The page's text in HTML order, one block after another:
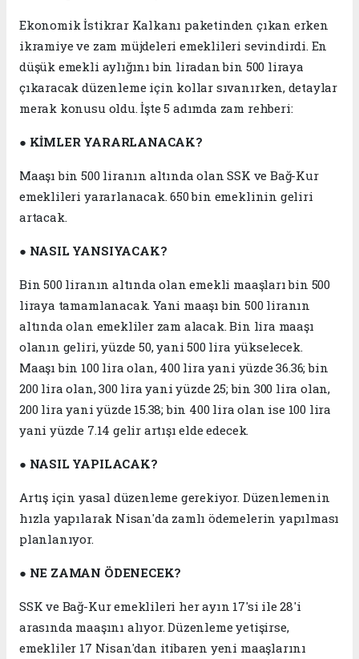
Ekonomik İstikrar Kalkanı paketinden çıkan erken
ikramiye ve zam müjdeleri emeklileri sevindirdi. En
düşük emekli aylığını bin liradan bin 500 liraya
çıkaracak düzenleme için kollar sıvanırken, detaylar
merak konusu oldu. İşte 5 adımda zam rehberi:
● KİMLER YARARLANACAK?
Maaşı bin 500 liranın altında olan SSK ve Bağ-Kur
emeklileri yararlanacak. 650 bin emeklinin geliri
artacak.
● NASIL YANSIYACAK?
Bin 500 liranın altında olan emekli maaşları bin 500
liraya tamamlanacak. Yani maaşı bin 500 liranın
altında olan emekliler zam alacak. Bin lira maaşı
olanın geliri, yüzde 50, yani 500 lira yükselecek.
Maaşı bin 100 lira olan, 400 lira yani yüzde 36.36; bin
200 lira olan, 300 lira yani yüzde 25; bin 300 lira olan,
200 lira yani yüzde 15.38; bin 400 lira olan ise 100 lira
yani yüzde 7.14 gelir artışı elde edecek.
● NASIL YAPILACAK?
Artış için yasal düzenleme gerekiyor. Düzenlemenin
hızla yapılarak Nisan'da zamlı ödemelerin yapılması
planlanıyor.
● NE ZAMAN ÖDENECEK?
SSK ve Bağ-Kur emeklileri her ayın 17'si ile 28'i
arasında maaşını alıyor. Düzenleme yetişirse,
emekliler 17 Nisan'dan itibaren yeni maaşlarını